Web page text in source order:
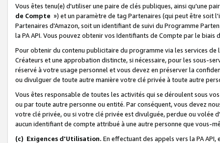
Vous êtes tenu(e) d'utiliser une paire de clés publiques, ainsi qu'une
de Compte ») et un paramètre de tag Partenaires (qui peut être soit
Partenaires d'Amazon, soit un identifiant de suivi du Programme
la PA API. Vous pouvez obtenir vos Identifiants de Compte par le biais
Pour obtenir du contenu publicitaire du programme via les services
Créateurs et une approbation distincte, si nécessaire, pour les sous-
réservé à votre usage personnel et vous devez en préserver la
ou divulguer de toute autre manière votre clé privée à toute autre
Vous êtes responsable de toutes les activités qui se déroulent sous
ou par toute autre personne ou entité. Par conséquent, vous devez
votre clé privée, ou si votre clé privée est divulguée, perdue ou volée
aucun identifiant de compte attribué à une autre personne que vous-
(c) Exigences d'Utilisation. En effectuant des appels vers la PA